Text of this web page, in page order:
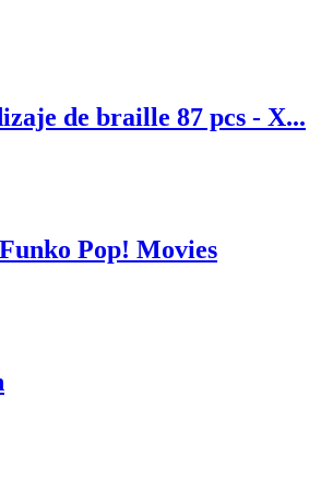
de braille 87 pcs - X...
Pop! Movies